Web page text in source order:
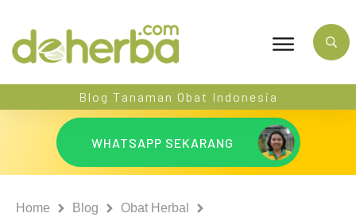
Blog Tanaman Obat Indonesia
WHATSAPP SEKARANG
Home Blog
Obat Herbal